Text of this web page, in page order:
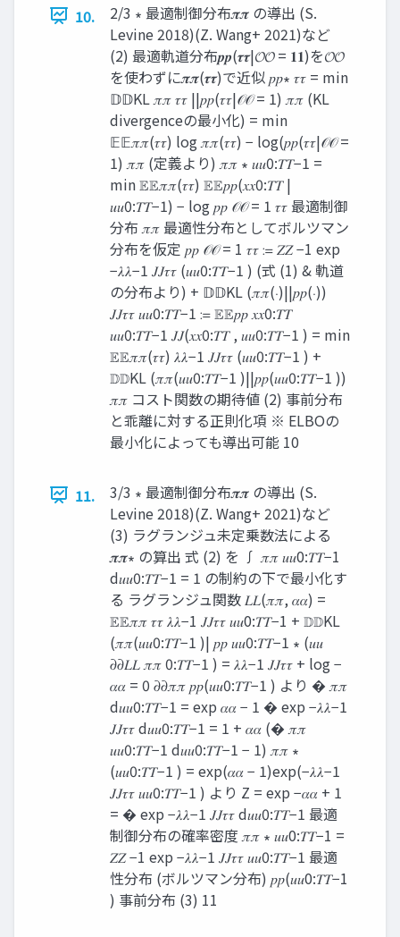
10.
2/3 ∗ 最適制御分布𝝅𝝅 の導出 (S.
Levine 2018)(Z. Wang+ 2021)など
(2) 最適軌道分布𝒑𝒑(𝝉𝝉|𝓞𝓞 = 𝟏𝟏)を𝓞𝓞
を使わずに𝝅𝝅(𝝉𝝉)で近似 𝑝𝑝∗ 𝜏𝜏 = min
𝔻𝔻KL 𝜋𝜋 𝜏𝜏 ||𝑝𝑝(𝜏𝜏|𝒪𝒪 = 1) 𝜋𝜋 (KL
divergenceの最小化) = min
𝔼𝔼𝜋𝜋(𝜏𝜏) log 𝜋𝜋(𝜏𝜏) − log(𝑝𝑝(𝜏𝜏|𝒪𝒪 =
1) 𝜋𝜋 (定義より) 𝜋𝜋 ∗ 𝑢𝑢0:𝑇𝑇−1 =
min 𝔼𝔼𝜋𝜋(𝜏𝜏) 𝔼𝔼𝑝𝑝(𝑥𝑥0:𝑇𝑇 |
𝑢𝑢0:𝑇𝑇−1) − log 𝑝𝑝 𝒪𝒪 = 1 𝜏𝜏 最適制御
分布 𝜋𝜋 最適性分布としてボルツマン
分布を仮定 𝑝𝑝 𝒪𝒪 = 1 𝜏𝜏 ≔ 𝑍𝑍 −1 exp
−𝜆𝜆−1 𝐽𝐽𝜏𝜏 (𝑢𝑢0:𝑇𝑇−1 ) (式 (1) & 軌道
の分布より) + 𝔻𝔻KL (𝜋𝜋(⋅)||𝑝𝑝(⋅))
𝐽𝐽𝜏𝜏 𝑢𝑢0:𝑇𝑇−1 ≔ 𝔼𝔼𝑝𝑝 𝑥𝑥0:𝑇𝑇
𝑢𝑢0:𝑇𝑇−1 𝐽𝐽(𝑥𝑥0:𝑇𝑇 , 𝑢𝑢0:𝑇𝑇−1 ) = min
𝔼𝔼𝜋𝜋(𝜏𝜏) 𝜆𝜆−1 𝐽𝐽𝜏𝜏 (𝑢𝑢0:𝑇𝑇−1 ) +
𝔻𝔻KL (𝜋𝜋(𝑢𝑢0:𝑇𝑇−1 )||𝑝𝑝(𝑢𝑢0:𝑇𝑇−1 ))
𝜋𝜋 コスト関数の期待値 (2) 事前分布
と乖離に対する正則化項 ※ ELBOの
最小化によっても導出可能 10
11.
3/3 ∗ 最適制御分布𝝅𝝅 の導出 (S.
Levine 2018)(Z. Wang+ 2021)など
(3) ラグランジュ未定乗数法による
𝝅𝝅∗ の算出 式 (2) を ∫ 𝜋𝜋 𝑢𝑢0:𝑇𝑇−1
d𝑢𝑢0:𝑇𝑇−1 = 1 の制約の下で最小化す
る ラグランジュ関数 𝐿𝐿(𝜋𝜋, 𝛼𝛼) =
𝔼𝔼𝜋𝜋 𝜏𝜏 𝜆𝜆−1 𝐽𝐽𝜏𝜏 𝑢𝑢0:𝑇𝑇−1 + 𝔻𝔻KL
(𝜋𝜋(𝑢𝑢0:𝑇𝑇−1 )| 𝑝𝑝 𝑢𝑢0:𝑇𝑇−1 ∗ (𝑢𝑢
𝜕𝜕𝐿𝐿 𝜋𝜋 0:𝑇𝑇−1 ) = 𝜆𝜆−1 𝐽𝐽𝜏𝜏 + log −
𝛼𝛼 = 0 𝜕𝜕𝜋𝜋 𝑝𝑝(𝑢𝑢0:𝑇𝑇−1 ) より � 𝜋𝜋
d𝑢𝑢0:𝑇𝑇−1 = exp 𝛼𝛼 − 1 � exp −𝜆𝜆−1
𝐽𝐽𝜏𝜏 d𝑢𝑢0:𝑇𝑇−1 = 1 + 𝛼𝛼 (� 𝜋𝜋
𝑢𝑢0:𝑇𝑇−1 d𝑢𝑢0:𝑇𝑇−1 − 1) 𝜋𝜋 ∗
(𝑢𝑢0:𝑇𝑇−1 ) = exp(𝛼𝛼 − 1)exp(−𝜆𝜆−1
𝐽𝐽𝜏𝜏 𝑢𝑢0:𝑇𝑇−1 ) より Z = exp −𝛼𝛼 + 1
= � exp −𝜆𝜆−1 𝐽𝐽𝜏𝜏 d𝑢𝑢0:𝑇𝑇−1 最適
制御分布の確率密度 𝜋𝜋 ∗ 𝑢𝑢0:𝑇𝑇−1 =
𝑍𝑍 −1 exp −𝜆𝜆−1 𝐽𝐽𝜏𝜏 𝑢𝑢0:𝑇𝑇−1 最適
性分布 (ボルツマン分布) 𝑝𝑝(𝑢𝑢0:𝑇𝑇−1
) 事前分布 (3) 11